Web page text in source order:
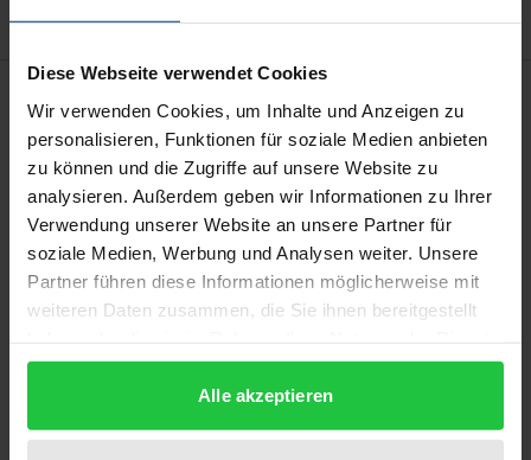
Diese Webseite verwendet Cookies
Wir verwenden Cookies, um Inhalte und Anzeigen zu
personalisieren, Funktionen für soziale Medien anbieten
zu können und die Zugriffe auf unsere Website zu
analysieren. Außerdem geben wir Informationen zu Ihrer
Verwendung unserer Website an unsere Partner für
soziale Medien, Werbung und Analysen weiter. Unsere
Partner führen diese Informationen möglicherweise mit
weiteren Daten zusammen, die Sie ihnen bereitgestellt
gesammelt haben.
Alle akzeptieren
Ob Smartphone, Smart Home oder Smart City – die
Digitalisierung bestimmt heutzutage fast alle
Bereiche unseres Lebens. Auch das Thema der
Nachhaltigkeit ist im Jahr 2019 omnipräsent, und es
werden zahlreiche damit verbundene
Herausforderungen diskutiert. Digitalisierung und
Nachhaltigkeit gelten somit als die zwei Megatrends
des 21. Jahrhunderts. Inwiefern ist Digitalisierung
ein Instrument zur Erreichung einer nachhaltigen